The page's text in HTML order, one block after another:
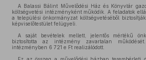
A Balassi Bálint Művelődési Ház és Könyvtár
költségvetési intézményként működik. A feladatok
a települési önkormányzat költségvetéséből
képviselőtestület felügyeli.
A saját bevételek mellett, jelentős mértékű
biztosította az intézmény zavartalan
intézményben 6 721 e Ft realizálódott.